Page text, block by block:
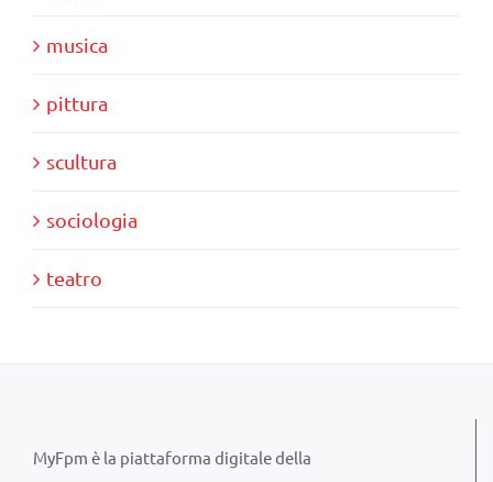
musica
pittura
scultura
sociologia
teatro
MyFpm è la piattaforma digitale della